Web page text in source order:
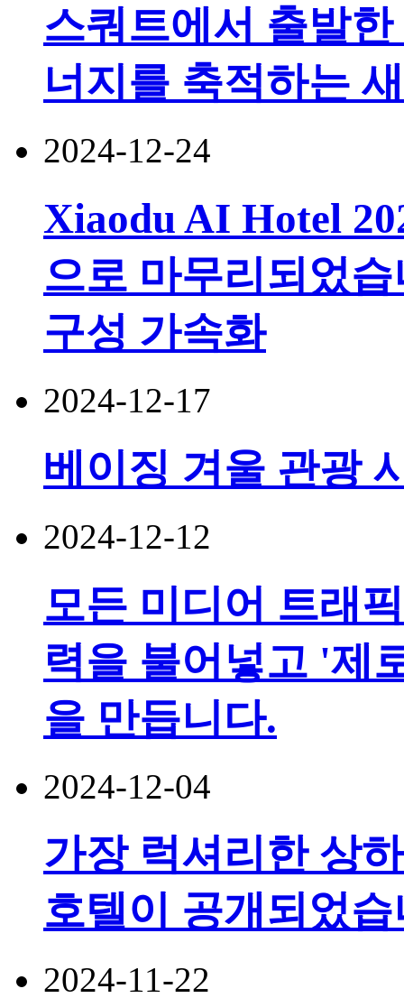
스쿼트에서 출발
너지를 축적하는
2024-12-24
Xiaodu AI Hotel
으로 마무리되었
구성 가속화
2024-12-17
베이징 겨울 관광
2024-12-12
모든 미디어 트래
력을 불어넣고 '제
을 만듭니다.
2024-12-04
가장 럭셔리한 상
호텔이 공개되었
2024-11-22